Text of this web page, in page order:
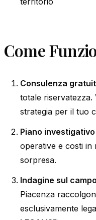
Come
Consulenza
totale riservatezza.
strategia per il tuo
Piano investigativo
operative e costi in
sorpresa.
Indagine sul campo
Piacenza
esclusivamente